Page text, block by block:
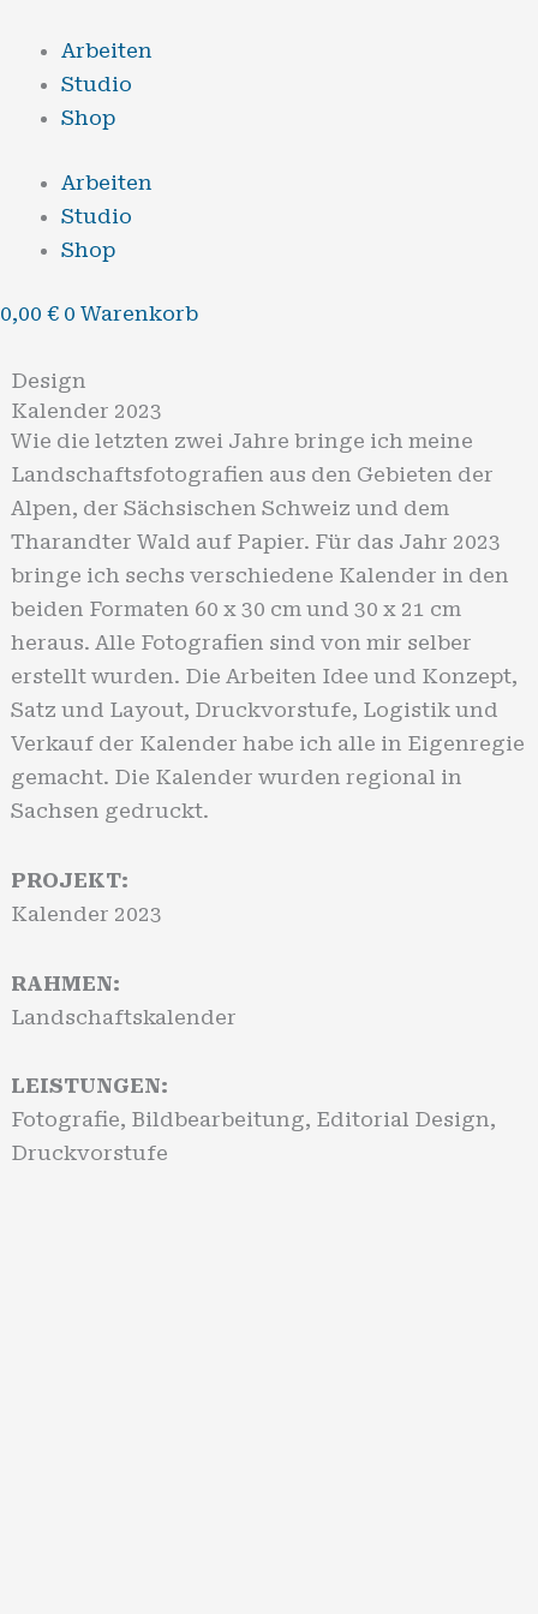
Inhalt
springen
Arbeiten
Studio
Shop
Arbeiten
Studio
Shop
0,00 € 0 Warenkorb
Design
Kalender 2023
Wie die letzten zwei Jahre bringe ich meine
Landschaftsfotografien aus den Gebieten der
Alpen, der Sächsischen Schweiz und dem
Tharandter Wald auf Papier. Für das Jahr 2023
bringe ich sechs verschiedene Kalender in den
beiden Formaten 60 x 30 cm und 30 x 21 cm
heraus. Alle Fotografien sind von mir selber
erstellt wurden. Die Arbeiten Idee und Konzept,
Satz und Layout, Druckvorstufe, Logistik und
Verkauf der Kalender habe ich alle in Eigenregie
gemacht. Die Kalender wurden regional in
Sachsen gedruckt.
PROJEKT:
Kalender 2023
RAHMEN:
Landschaftskalender
LEISTUNGEN:
Fotografie, Bildbearbeitung, Editorial Design,
Druckvorstufe